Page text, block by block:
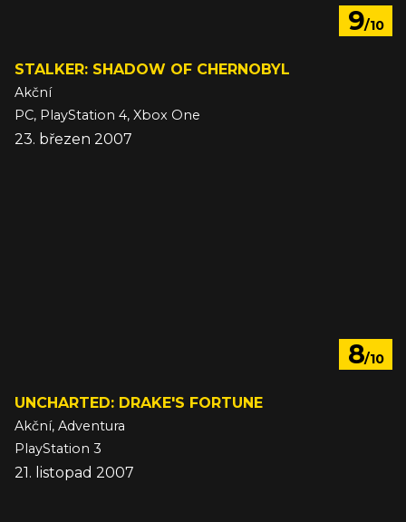
9/10
STALKER: SHADOW OF CHERNOBYL
Akční
PC, PlayStation 4, Xbox One
23. březen 2007
8/10
UNCHARTED: DRAKE'S FORTUNE
Akční, Adventura
PlayStation 3
21. listopad 2007